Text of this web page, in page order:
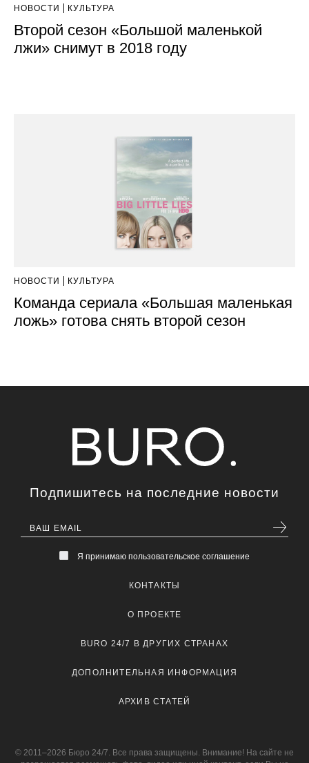
НОВОСТИ КУЛЬТУРА
Второй сезон «Большой маленькой
лжи» снимут в 2018 году
НОВОСТИ КУЛЬТУРА
Команда сериала «Большая маленькая
ложь» готова снять второй сезон
Подпишитесь на последние новости
Я принимаю пользовательское соглашение
КОНТАКТЫ
О ПРОЕКТЕ
BURO 24/7 В ДРУГИХ СТРАНАХ
ДОПОЛНИТЕЛЬНАЯ ИНФОРМАЦИЯ
АРХИВ СТАТЕЙ
© 2011–2026 Бюро 24/7. Все права защищены. Внимание! На сайте не